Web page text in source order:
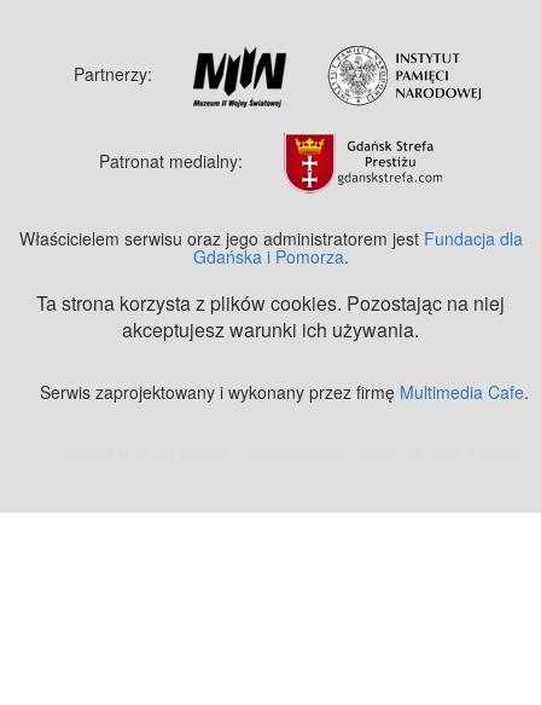
Partnerzy:
Patronat medialny:
Właścicielem serwisu oraz jego administratorem jest Fundacja dla
Gdańska i Pomorza.
Ta strona korzysta z plików cookies. Pozostając na niej
akceptujesz warunki ich używania.
Serwis zaprojektowany i wykonany przez firmę Multimedia Cafe.